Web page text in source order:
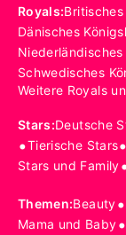
Royals:Britisches
Dänisches
Niederländisches
Schwedisches
Weitere Royals
Stars:Deutsche
•Tierische Stars
Stars und Family
Themen:Beauty•
Mama und Baby•